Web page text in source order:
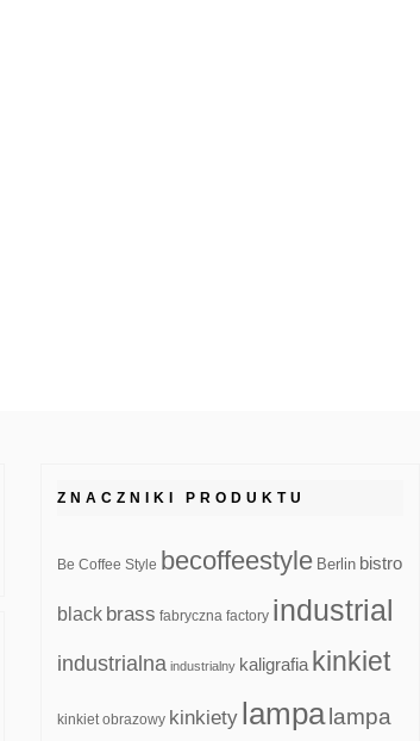
ZNACZNIKI PRODUKTU
Be Coffee Style becoffeestyle Berlin bistro
black brass fabryczna factory industrial
industrialna industrialny kaligrafia kinkiet
kinkiet obrazowy kinkiety lampa lampa